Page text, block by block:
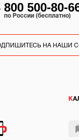
800 500-80-
по России (бесплатно)
НА НАШИ